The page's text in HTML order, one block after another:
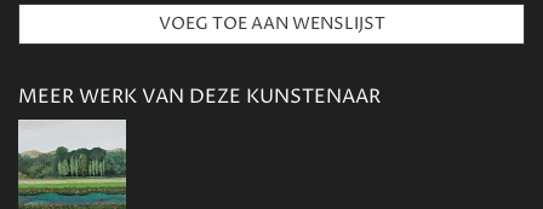
MEER WERK VAN DEZE KUNSTENAAR